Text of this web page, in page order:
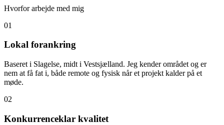
Hvorfor arbejde med mig
01
Lokal forankring
Baseret i Slagelse, midt i Vestsjælland. Jeg kender området og er
nem at få fat i, både remote og fysisk når et projekt kalder på et
møde.
02
Konkurrenceklar kvalitet